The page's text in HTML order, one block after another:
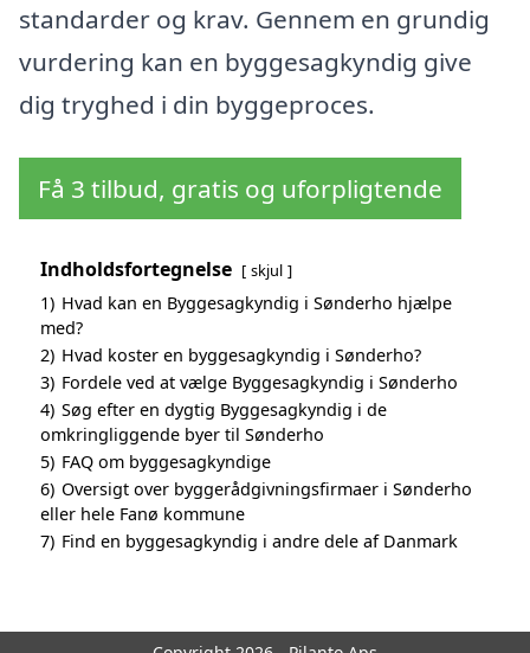
standarder og krav. Gennem en grundig
vurdering kan en byggesagkyndig give
dig tryghed i din byggeproces.
Få 3 tilbud, gratis og uforpligtende
Indholdsfortegnelse skjul
1) Hvad kan en Byggesagkyndig i Sønderho hjælpe
med?
2) Hvad koster en byggesagkyndig i Sønderho?
3) Fordele ved at vælge Byggesagkyndig i Sønderho
4) Søg efter en dygtig Byggesagkyndig i de
omkringliggende byer til Sønderho
5) FAQ om byggesagkyndige
6) Oversigt over byggerådgivningsfirmaer i Sønderho
eller hele Fanø kommune
7) Find en byggesagkyndig i andre dele af Danmark